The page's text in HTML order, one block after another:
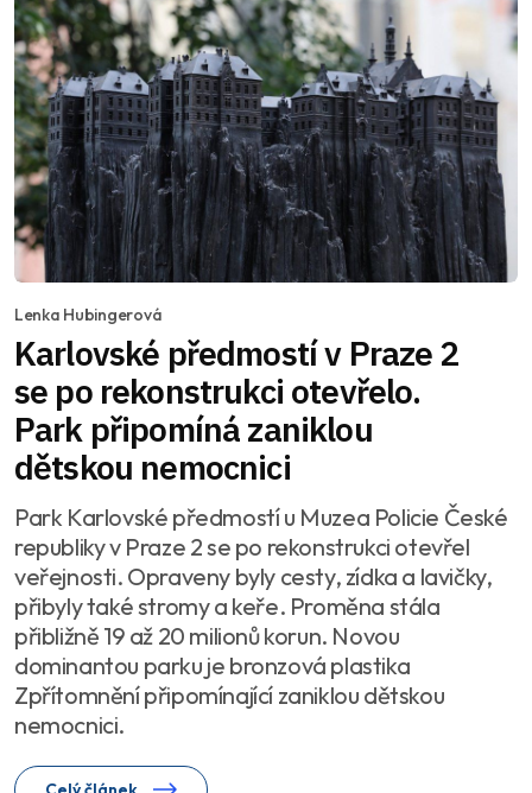
Lenka Hubingerová
Karlovské předmostí v Praze 2
se po rekonstrukci otevřelo.
Park připomíná zaniklou
dětskou nemocnici
Park Karlovské předmostí u Muzea Policie České
republiky v Praze 2 se po rekonstrukci otevřel
veřejnosti. Opraveny byly cesty, zídka a lavičky,
přibyly také stromy a keře. Proměna stála
přibližně 19 až 20 milionů korun. Novou
dominantou parku je bronzová plastika
Zpřítomnění připomínající zaniklou dětskou
nemocnici.